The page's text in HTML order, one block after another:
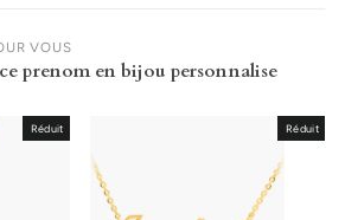
VOUS
prenom en bijou personnalise
Réduit Réduit